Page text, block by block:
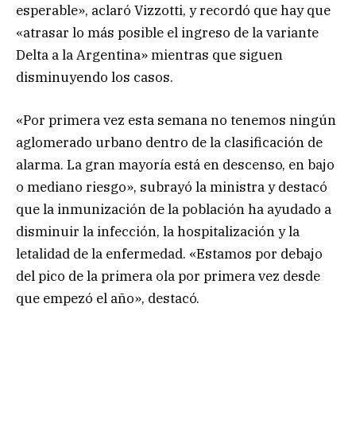
esperable», aclaró Vizzotti, y recordó que hay que
«atrasar lo más posible el ingreso de la variante
Delta a la Argentina» mientras que siguen
disminuyendo los casos.
«Por primera vez esta semana no tenemos ningún
aglomerado urbano dentro de la clasificación de
alarma. La gran mayoría está en descenso, en bajo
o mediano riesgo», subrayó la ministra y destacó
que la inmunización de la población ha ayudado a
disminuir la infección, la hospitalización y la
letalidad de la enfermedad. «Estamos por debajo
del pico de la primera ola por primera vez desde
que empezó el año», destacó.